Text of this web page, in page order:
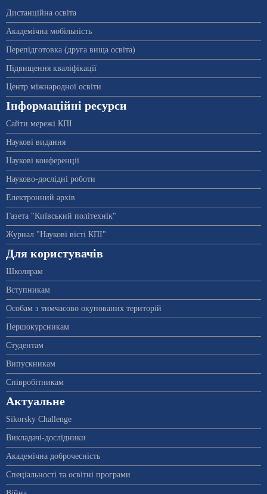
Дистанційна освіта
Академічна мобільність
Перепідготовка (друга вища освіта)
Підвищення кваліфікації
Центр міжнародної освіти
Інформаційні ресурси
Сайти мережі КПІ
Наукові видання
Наукові конференції
Науково-дослідні роботи
Електронний архів
Газета "Київський політехнік"
Журнал "Наукові вісті КПІ"
Для користувачів
Школярам
Вступникам
Особам з тимчасово окупованих територій
Першокурсникам
Студентам
Випускникам
Співробітникам
Актуальне
Sikorsky Challenge
Викладачі-дослідники
Академічна доброчесність
Спеціальності та освітні програми